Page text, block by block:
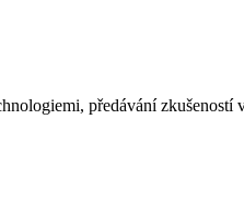
předávání